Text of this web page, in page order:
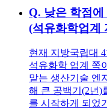
Q. 낮은 학점
(석유화학업계
현재 지방국립대
석유화학 업계 쪽
맡는 생산기술 엔
해 큰 공백기(2년)
를 시작하게 되었